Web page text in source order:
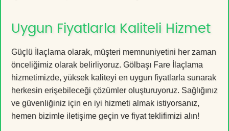
Uygun Fiyatlarla Kaliteli Hizmet
Güçlü İlaçlama olarak, müşteri memnuniyetini her zaman
önceliğimiz olarak belirliyoruz. Gölbaşı Fare İlaçlama
hizmetimizde, yüksek kaliteyi en uygun fiyatlarla sunarak
herkesin erişebileceği çözümler oluşturuyoruz. Sağlığınız
ve güvenliğiniz için en iyi hizmeti almak istiyorsanız,
hemen bizimle iletişime geçin ve fiyat teklifimizi alın!